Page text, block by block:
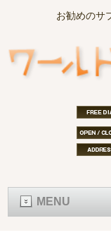
お勧めのサ
MENU